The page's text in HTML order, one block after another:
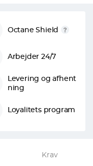
Octane Shield
Arbejder 24/7
Levering og afhent
ning
Loyalitets program
Krav